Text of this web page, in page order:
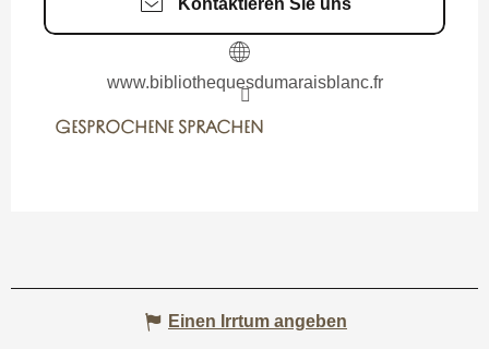
www.bibliothequesdumaraisblanc.fr
GESPROCHENE SPRACHEN
GESPROCHENE SPRACHEN
Einen Irrtum angeben